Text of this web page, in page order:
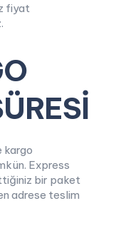
fiyat
kargo
Express
bir paket
adrese teslim